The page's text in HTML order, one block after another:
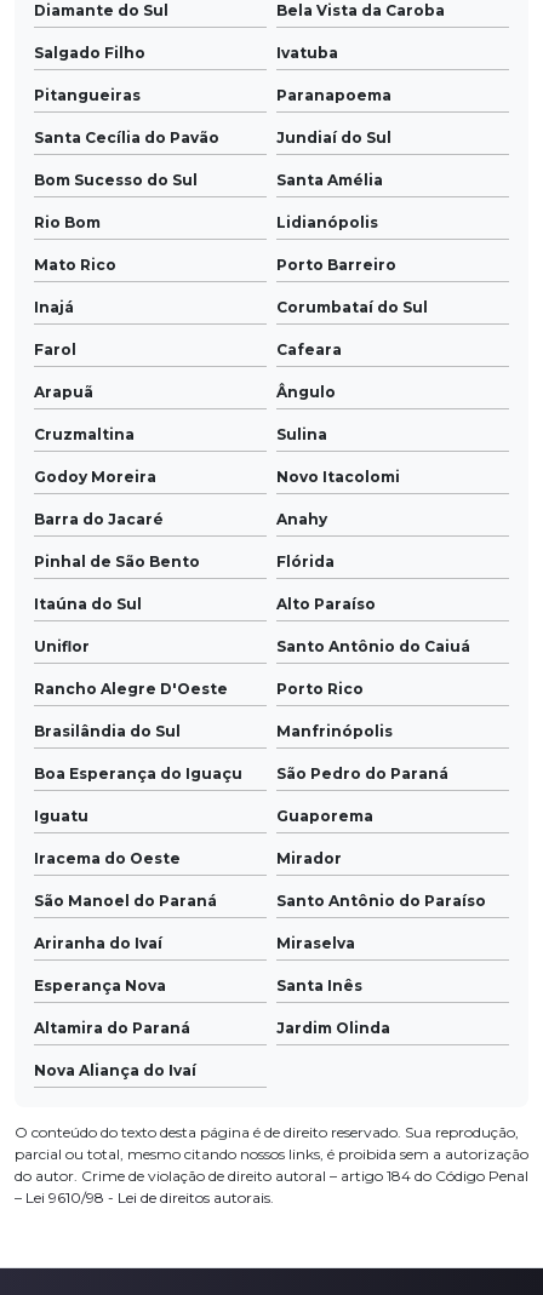
Diamante do Sul Bela Vista da Caroba
Salgado Filho Ivatuba
Pitangueiras Paranapoema
Santa Cecília do Pavão Jundiaí do Sul
Bom Sucesso do Sul Santa Amélia
Rio Bom Lidianópolis
Mato Rico Porto Barreiro
Inajá Corumbataí do Sul
Farol Cafeara
Arapuã Ângulo
Cruzmaltina Sulina
Godoy Moreira Novo Itacolomi
Barra do Jacaré Anahy
Pinhal de São Bento Flórida
Itaúna do Sul Alto Paraíso
Uniflor Santo Antônio do Caiuá
Rancho Alegre D'Oeste Porto Rico
Brasilândia do Sul Manfrinópolis
Boa Esperança do Iguaçu São Pedro do Paraná
Iguatu Guaporema
Iracema do Oeste Mirador
São Manoel do Paraná Santo Antônio do Paraíso
Ariranha do Ivaí Miraselva
Esperança Nova Santa Inês
Altamira do Paraná Jardim Olinda
Nova Aliança do Ivaí
O conteúdo do texto desta página é de direito reservado. Sua reprodução,
parcial ou total, mesmo citando nossos links, é proibida sem a autorização
do autor. Crime de violação de direito autoral – artigo 184 do Código Penal
– Lei 9610/98 - Lei de direitos autorais.